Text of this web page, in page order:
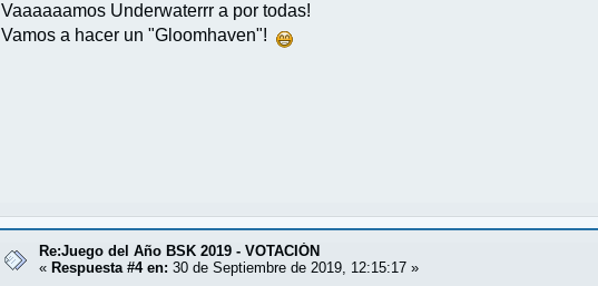
Vaaaaaamos Underwaterrr a por todas!
Vamos a hacer un "Gloomhaven"!
Re:Juego del Año BSK 2019 - VOTACIÓN
« Respuesta #4 en: 30 de Septiembre de 2019, 12:15:17 »